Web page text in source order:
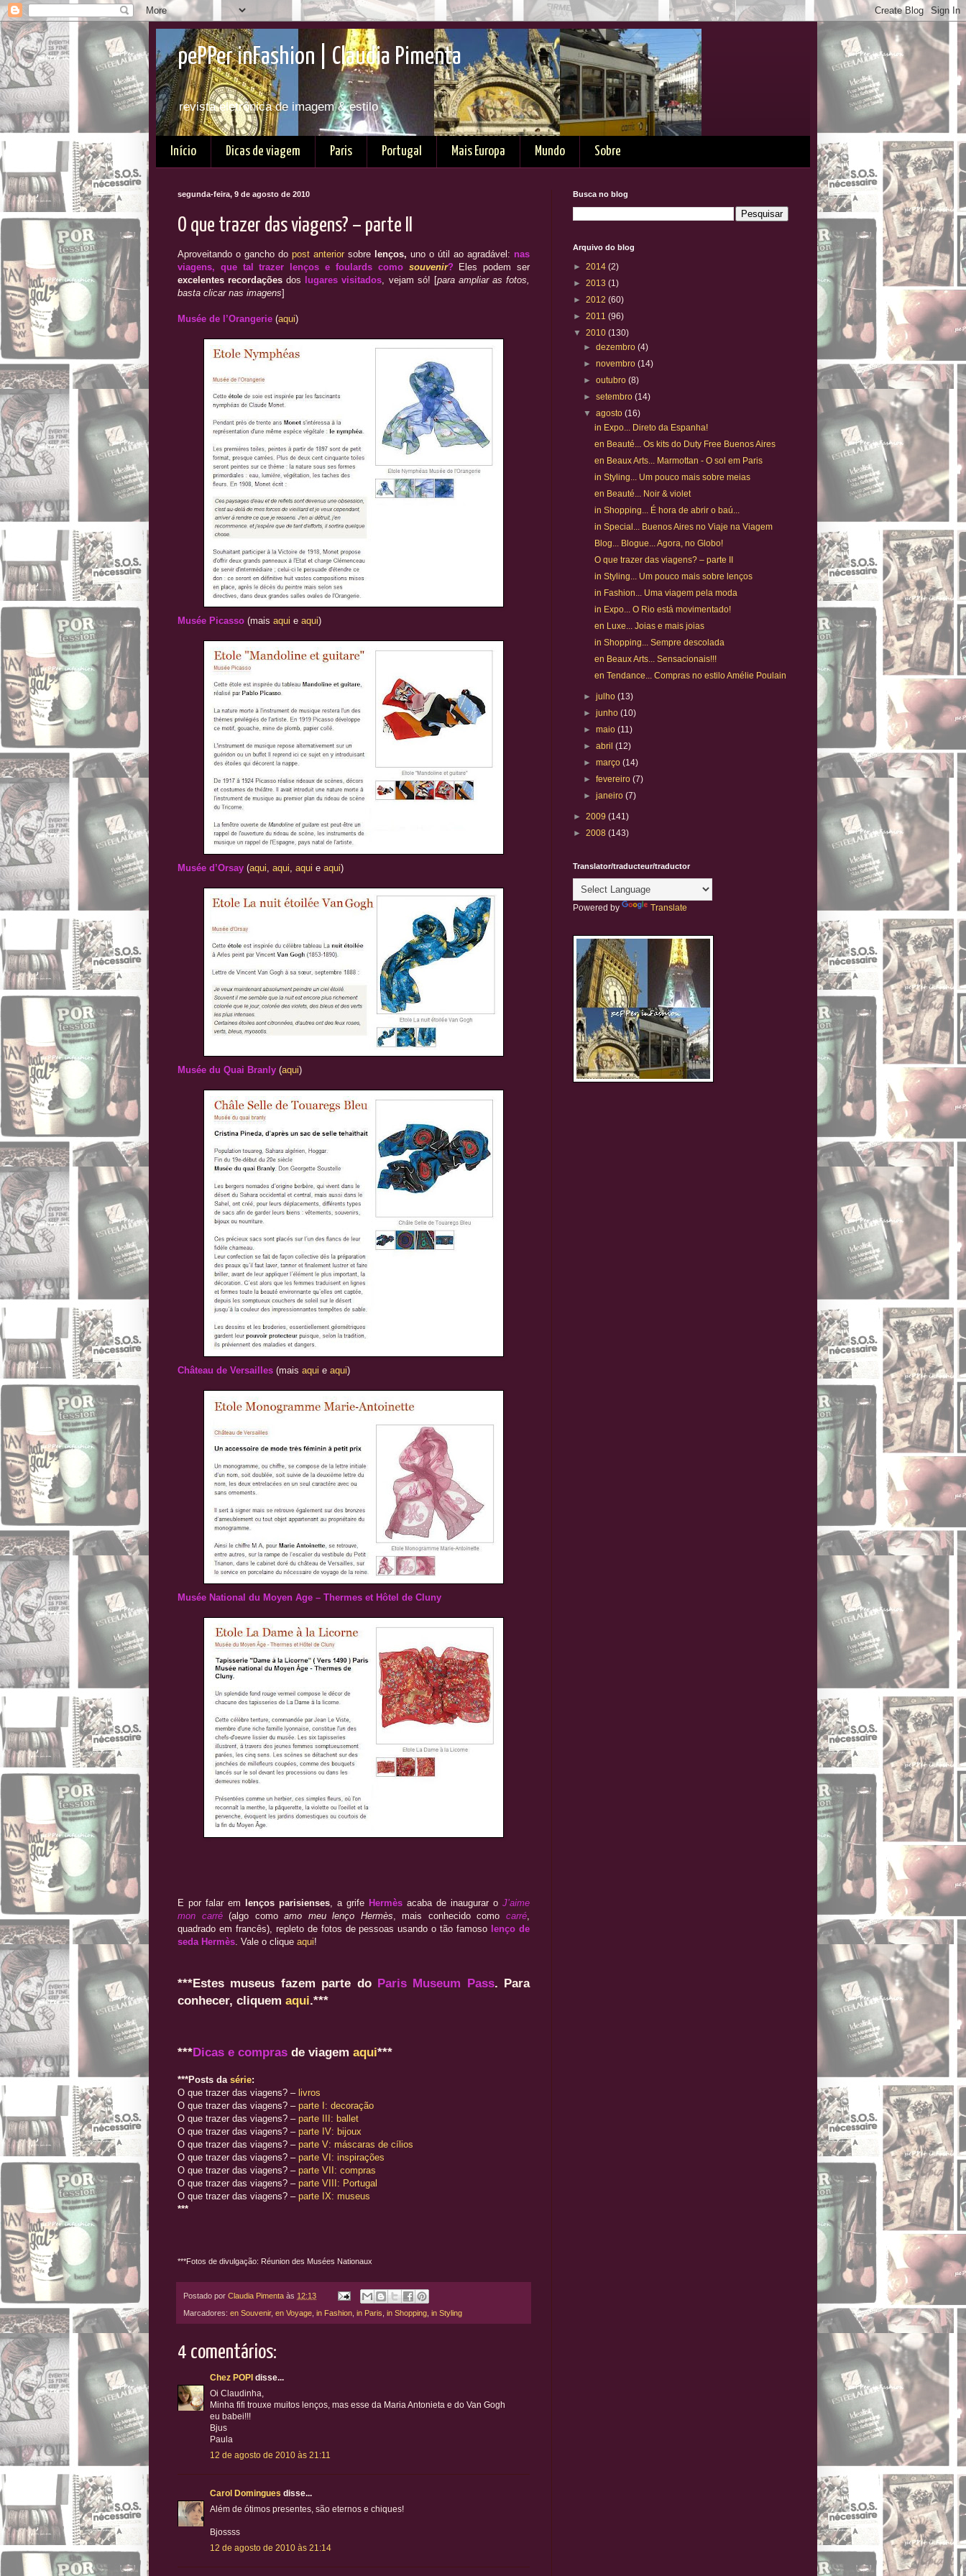
pePPer inFashion | Claudia Pimenta
revista eletrônica de imagem & estilo
Início Dicas de viagem Paris Portugal Mais Europa Mundo Sobre
segunda-feira, 9 de agosto de 2010
O que trazer das viagens? – parte II
Aproveitando o gancho do post anterior sobre lenços, uno o útil ao agradável: nas
viagens, que tal trazer lenços e foulards como souvenir? Eles podem ser
excelentes recordações dos lugares visitados , vejam só! [para ampliar as fotos,
basta clicar nas imagens]
Musée de l’Orangerie (aqui)
Musée Picasso (mais aqui e aqui)
Musée d’Orsay (aqui aqui aqui e aqui)
Musée du Quai Branly (aqui)
Château de Versailles (mais aqui e aqui)
Musée National du Moyen Age – Thermes et Hôtel de Cluny
E por falar em lenços parisienses , a grife Hermès acaba de inaugurar o J’aime
mon carré(algo comoamo meu lenço Hermès , mais conhecido comocarré
quadrado em francês), repleto de fotos de pessoas usando o tão famoso lenço de
seda Hermès . Vale o clique aqui!
***Estes museus fazem parte do Paris Museum Pass. Para
conhecer, cliquem aqui.***
***Dicas e compras de viagem aqui***
***Posts da série:
O que trazer das viagens? – livros
O que trazer das viagens? – parte I: decoração
O que trazer das viagens? – parte III: ballet
O que trazer das viagens? – parte IV: bijoux
O que trazer das viagens? – parte V: máscaras de cílios
O que trazer das viagens? – parte VI: inspirações
O que trazer das viagens? – parte VII: compras
O que trazer das viagens? – parte VIII: Portugal
O que trazer das viagens? – parte IX: museus
***
***Fotos de divulgação: Réunion des Musées Nationaux
Postado por Claudia Pimenta às 12:13
Marcadores: en Souvenir, en Voyage in Fashion in Paris in Shopping in Styling
4 comentários:
Chez POPI disse...
Oi Claudinha,
Minha fifi trouxe muitos lenços, mas esse da Maria Antonieta e do Van Gogh
eu babei!!!
Bjus
Paula
12 de agosto de 2010 às 21:11
Carol Domingues disse...
Além de ótimos presentes, são eternos e chiques!
Bjossss
12 de agosto de 2010 às 21:14
Busca no blog
Arquivo do blog
► 2014 (2)
► 2013 (1)
► 2012 (60)
► 2011 (96)
▼ 2010 (130)
►dezembro(4)
►novembro(14)
►outubro(8)
►setembro(14)
▼agosto(16)
in Expo... Direto da Espanha!
en Beauté... Os kits do Duty Free Buenos Aires
en Beaux Arts... Marmottan - O sol em Paris
in Styling... Um pouco mais sobre meias
en Beauté... Noir & violet
in Shopping... É hora de abrir o baú...
in Special... Buenos Aires no Viaje na Viagem
Blog... Blogue... Agora, no Globo!
O que trazer das viagens? – parte II
in Styling... Um pouco mais sobre lenços
in Fashion... Uma viagem pela moda
in Expo... O Rio está movimentado!
en Luxe... Joias e mais joias
in Shopping... Sempre descolada
en Beaux Arts... Sensacionais!!!
en Tendance... Compras no estilo Amélie Poulain
►julho(13)
►junho(10)
►maio(11)
►abril(12)
►março(14)
►fevereiro(7)
►janeiro(7)
► 2009 (141)
► 2008 (143)
Translator/traducteur/traductor
Powered by Translate